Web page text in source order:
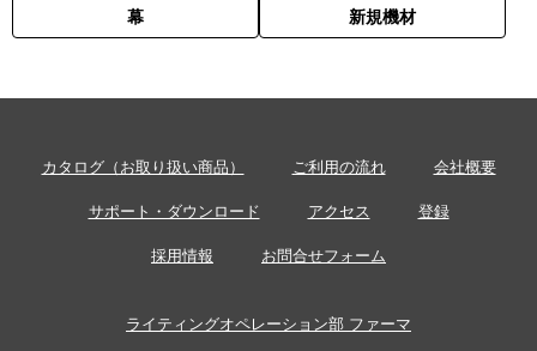
幕 新規機材
カタログ（お取り扱い商品） ご利用の流れ 会社概要
サポート・ダウンロード アクセス 登録
採用情報 お問合せフォーム
ライティングオペレーション部 ファーマ